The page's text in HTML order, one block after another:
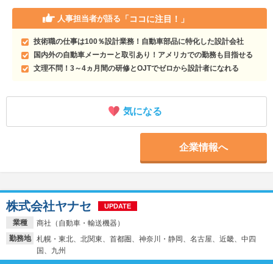
人事担当者が語る 「ココに注目！」
技術職の仕事は100％設計業務！自動車部品に特化した設計会社
国内外の自動車メーカーと取引あり！アメリカでの勤務も目指せる
文理不問！3～4ヵ月間の研修とOJTでゼロから設計者になれる
気になる
企業情報へ
業種
商社（自動車・輸送機器）
勤務地
札幌・東北、北関東、首都圏、神奈川・静岡、名古屋、近畿、中四
国、九州
株式会社ヤナセ UPDATE